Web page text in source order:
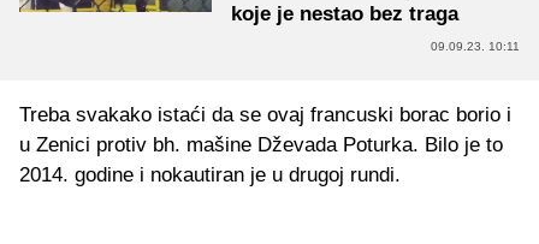
koje je nestao bez traga
09.09.23. 10:11
Treba svakako istaći da se ovaj francuski borac borio i
u Zenici protiv bh. mašine Dževada Poturka. Bilo je to
2014. godine i nokautiran je u drugoj rundi.